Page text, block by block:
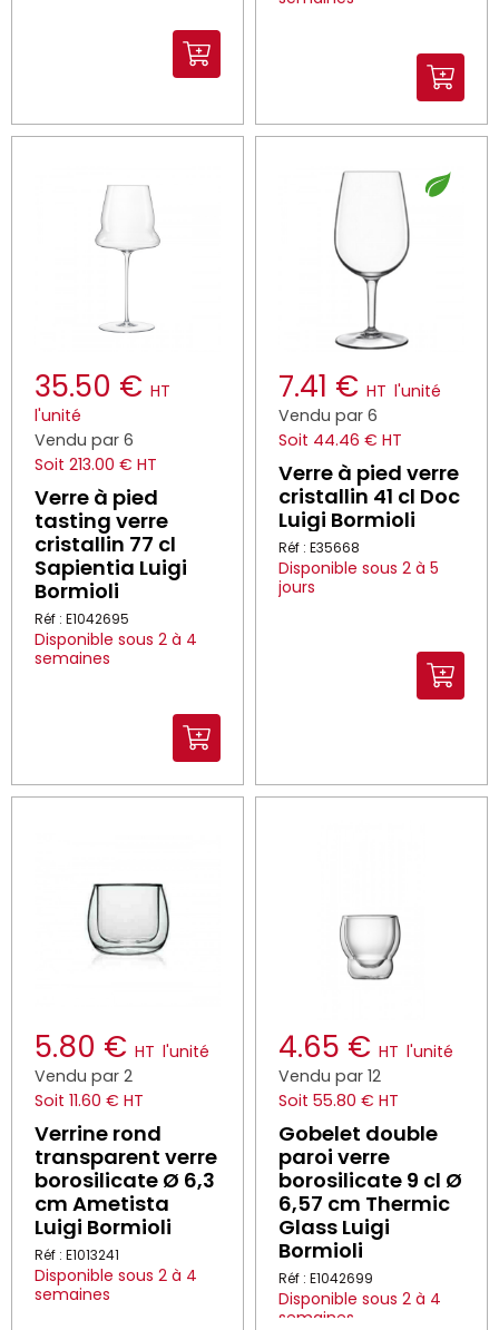
35.50 € HT
l'unité
Vendu par 6
Soit 213.00 € HT
Verre à pied
tasting verre
cristallin 77 cl
Sapientia Luigi
Bormioli
Réf : E1042695
Disponible sous 2 à 4
semaines
7.41 € HT l'unité
Vendu par 6
Soit 44.46 € HT
Verre à pied verre
cristallin 41 cl Doc
Luigi Bormioli
Réf : E35668
Disponible sous 2 à 5
jours
5.80 € HT l'unité
Vendu par 2
Soit 11.60 € HT
Verrine rond
transparent verre
borosilicate Ø 6,3
cm Ametista
Luigi Bormioli
Réf : E1013241
Disponible sous 2 à 4
semaines
4.65 € HT l'unité
Vendu par 12
Soit 55.80 € HT
Gobelet double
paroi verre
borosilicate 9 cl Ø
6,57 cm Thermic
Glass Luigi
Bormioli
Réf : E1042699
Disponible sous 2 à 4
semaines